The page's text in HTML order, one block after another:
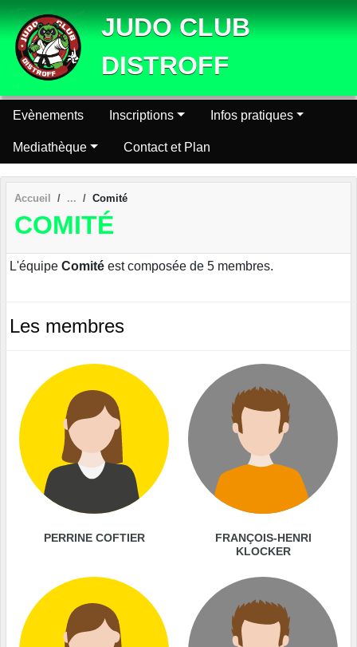
JUDO CLUB
DISTROFF
Evènements Inscriptions Infos pratiques
Mediathèque Contact et Plan
Accueil Comité
COMITÉ
L'équipe Comité est composée de 5 membres.
Les membres
PERRINE COFTIER
FRANÇOIS-HENRI
KLOCKER
Panneau de gestion des cookies